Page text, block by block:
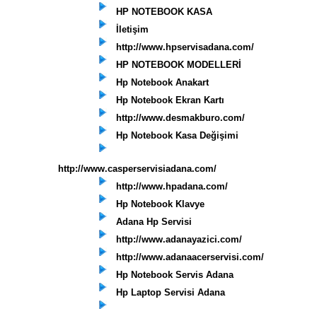
HP NOTEBOOK KASA
İletişim
http://www.hpservisadana.com/
HP NOTEBOOK MODELLERİ
Hp Notebook Anakart
Hp Notebook Ekran Kartı
http://www.desmakburo.com/
Hp Notebook Kasa Değişimi
http://www.casperservisiadana.com/
http://www.hpadana.com/
Hp Notebook Klavye
Adana Hp Servisi
http://www.adanayazici.com/
http://www.adanaacerservisi.com/
Hp Notebook Servis Adana
Hp Laptop Servisi Adana